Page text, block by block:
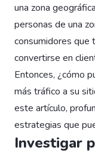
una zona
personas de una
consumidores que
convertirse en
Entonces, ¿cómo
más tráfico a su
este artículo,
estrategias que
Investigar